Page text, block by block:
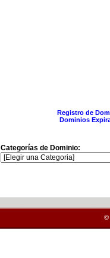
Registro de
Dominios
Categorías de Dominio:
©